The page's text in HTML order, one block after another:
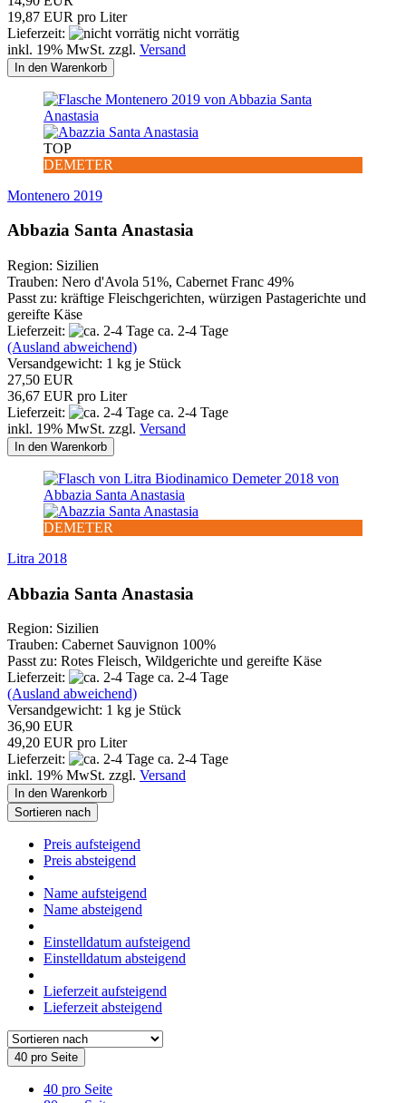
19,87 EUR pro Liter
Lieferzeit:
nicht vorrätig
inkl. 19% MwSt. zzgl. Versand
In den Warenkorb
TOP
DEMETER
Montenero 2019
Abbazia Santa Anastasia
Region: Sizilien
Trauben: Nero d'Avola 51%, Cabernet Franc 49%
Passt zu: kräftige Fleischgerichten, würzigen Pastagerichte und
gereifte Käse
Lieferzeit:
ca. 2-4 Tage
(Ausland abweichend)
Versandgewicht: 1 kg je Stück
27,50 EUR
36,67 EUR pro Liter
Lieferzeit:
ca. 2-4 Tage
inkl. 19% MwSt. zzgl. Versand
In den Warenkorb
DEMETER
Litra 2018
Abbazia Santa Anastasia
Region: Sizilien
Trauben: Cabernet Sauvignon 100%
Passt zu: Rotes Fleisch, Wildgerichte und gereifte Käse
Lieferzeit:
ca. 2-4 Tage
(Ausland abweichend)
Versandgewicht: 1 kg je Stück
36,90 EUR
49,20 EUR pro Liter
Lieferzeit:
ca. 2-4 Tage
inkl. 19% MwSt. zzgl. Versand
In den Warenkorb
Sortieren nach
Preis aufsteigend
Preis absteigend
Name aufsteigend
Name absteigend
Einstelldatum aufsteigend
Einstelldatum absteigend
Lieferzeit aufsteigend
Lieferzeit absteigend
40 pro Seite
40 pro Seite